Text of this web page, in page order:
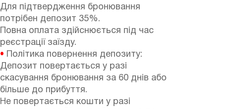
Для підтвердження бронювання
потрібен депозит 35%.
Повна оплата здійснюється під час
реєстрації заїзду.
• Політика повернення депозиту:
Депозит повертається у разі
скасування бронювання за 60 днів або
більше до прибуття.
Не повертається кошти у разі